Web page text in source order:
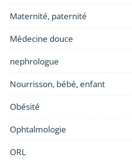
Maternité, paternité
Médecine douce
nephrologue
Nourrisson, bébé, enfant
Obésité
Ophtalmologie
ORL